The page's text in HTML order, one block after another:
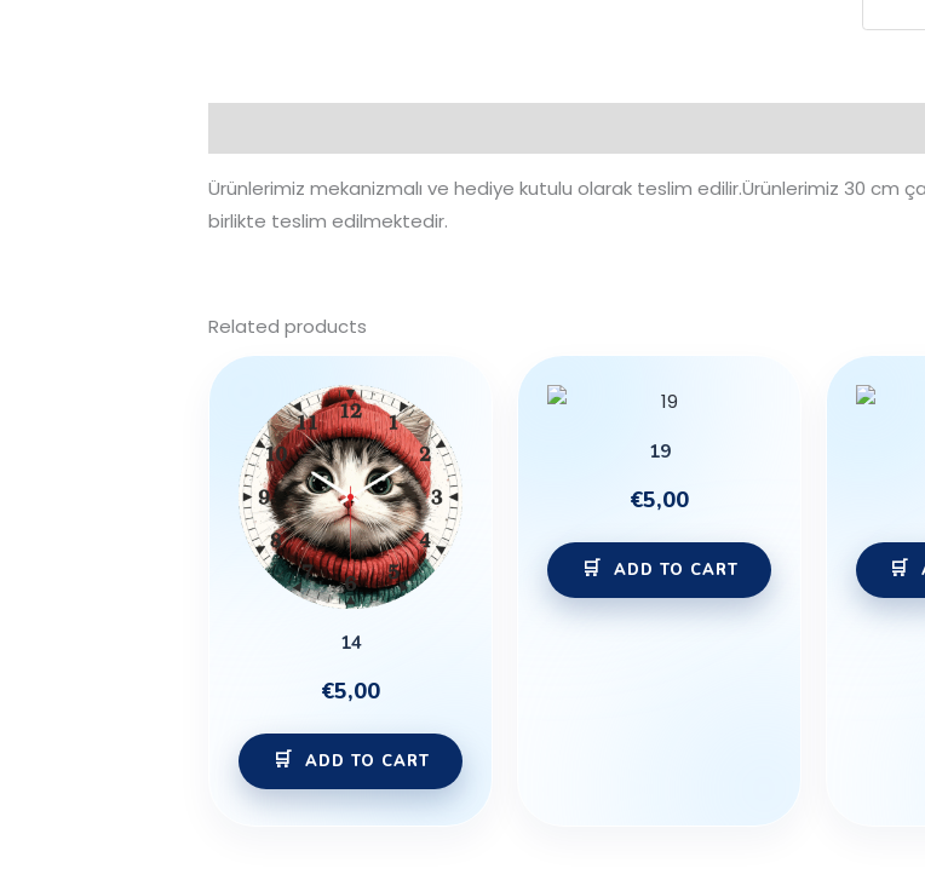
Ürünlerimiz mekanizmalı ve hediye kutulu olarak teslim edilir.Ürünlerimiz 30 cm
birlikte teslim edilmektedir.
Related products
14
€5,00
ADD TO CART
19
€5,00
ADD TO CART